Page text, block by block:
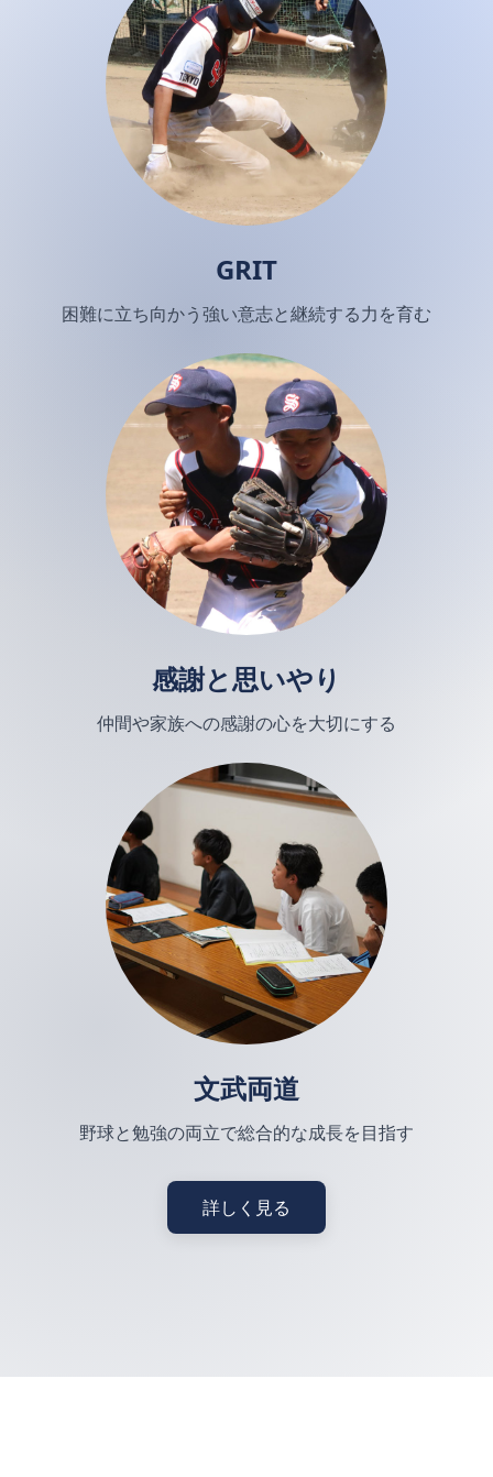
GRIT
困難に立ち向かう強い意志と継続する力を育む
感謝と思いやり
仲間や家族への感謝の心を大切にする
文武両道
野球と勉強の両立で総合的な成長を目指す
詳しく見る